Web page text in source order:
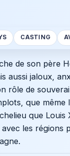
CASTING
de son père
aussi jaloux,
rôle de
que
que
les